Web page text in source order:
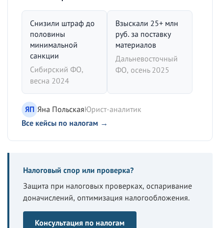
Снизили штраф до
половины
минимальной
санкции
Сибирский ФО,
весна 2024
Взыскали 25+ млн
руб. за поставку
материалов
Дальневосточный
ФО, осень 2025
ЯП Яна ПольскаяЮрист-аналитик
Все кейсы по налогам →
Налоговый спор или проверка?
Защита при налоговых проверках, оспаривание
доначислений, оптимизация налогообложения.
Консультация по налогам